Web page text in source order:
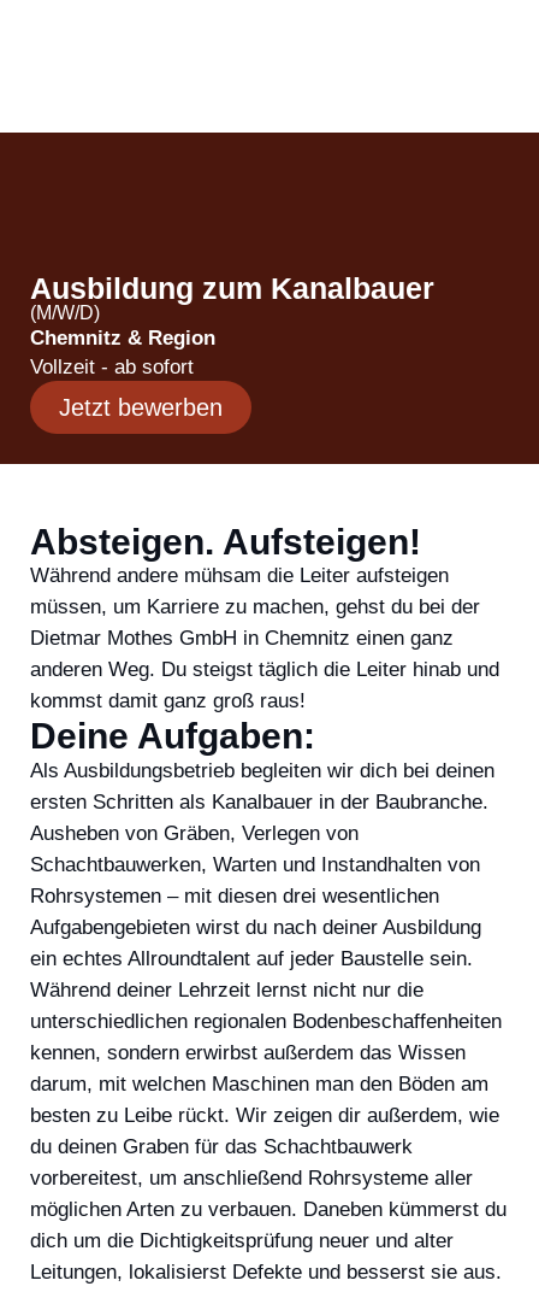
Ausbildung zum Kanalbauer
(M/W/D)
Chemnitz & Region
Vollzeit - ab sofort
Jetzt bewerben
Absteigen. Aufsteigen!
Während andere mühsam die Leiter aufsteigen
müssen, um Karriere zu machen, gehst du bei der
Dietmar Mothes GmbH in Chemnitz einen ganz
anderen Weg. Du steigst täglich die Leiter hinab und
kommst damit ganz groß raus!
Deine Aufgaben:
Als Ausbildungsbetrieb begleiten wir dich bei deinen
ersten Schritten als Kanalbauer in der Baubranche.
Ausheben von Gräben, Verlegen von
Schachtbauwerken, Warten und Instandhalten von
Rohrsystemen – mit diesen drei wesentlichen
Aufgabengebieten wirst du nach deiner Ausbildung
ein echtes Allroundtalent auf jeder Baustelle sein.
Während deiner Lehrzeit lernst nicht nur die
unterschiedlichen regionalen Bodenbeschaffenheiten
kennen, sondern erwirbst außerdem das Wissen
darum, mit welchen Maschinen man den Böden am
besten zu Leibe rückt. Wir zeigen dir außerdem, wie
du deinen Graben für das Schachtbauwerk
vorbereitest, um anschließend Rohrsysteme aller
möglichen Arten zu verbauen. Daneben kümmerst du
dich um die Dichtigkeitsprüfung neuer und alter
Leitungen, lokalisierst Defekte und besserst sie aus.